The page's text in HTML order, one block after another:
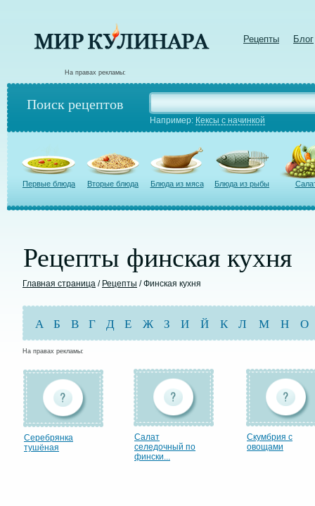
Рецепты Блог
На правах рекламы:
Поиск рецептов
Например: Кексы с начинкой
Первые блюда Вторые блюда Блюда из мяса Блюда из рыбы
Рецепты финская кухня
Главная страница / Рецепты / Финская кухня
А Б В Г Д Е Ж З И Й К Л М Н О
На правах рекламы:
Серебрянка
тушёная
Салат
селедочный по
фински...
Скумбрия с
овощами